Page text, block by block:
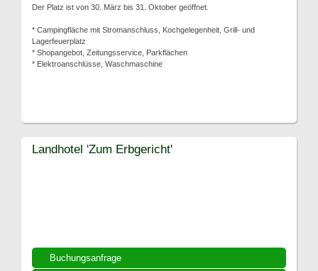
Der Platz ist von 30. März bis 31. Oktober geöffnet.
* Campingfläche mit Stromanschluss, Kochgelegenheit, Grill- und
Lagerfeuerplatz
* Shopangebot, Zeitungsservice, Parkflächen
* Elektroanschlüsse, Waschmaschine
Buchungsanfrage
Landhotel 'Zum Erbgericht'